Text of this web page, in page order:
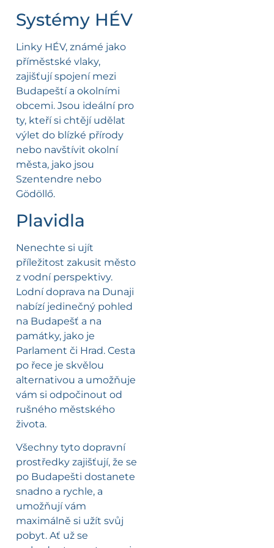
Systémy HÉV
Linky HÉV, známé jako
příměstské vlaky,
zajišťují spojení mezi
Budapeští a okolními
obcemi. Jsou ideální pro
ty, kteří si chtějí udělat
výlet do blízké přírody
nebo navštívit okolní
města, jako jsou
Szentendre nebo
Gödöllő.
Plavidla
Nenechte si ujít
příležitost zakusit město
z vodní perspektivy.
Lodní doprava na Dunaji
nabízí jedinečný pohled
na Budapešť a na
památky, jako je
Parlament či Hrad. Cesta
po řece je skvělou
alternativou a umožňuje
vám si odpočinout od
rušného městského
života.
Všechny tyto dopravní
prostředky zajišťují, že se
po Budapešti dostanete
snadno a rychle, a
umožňují vám
maximálně si užít svůj
pobyt. Ať už se